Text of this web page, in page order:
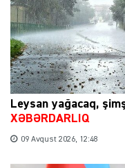
Leysan yağacaq,
XƏBƏRDARLIQ
09 Avqust 2026, 12:48